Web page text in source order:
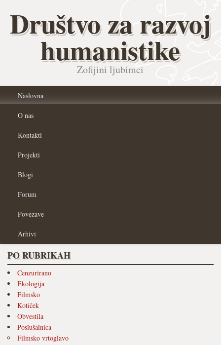
Društvo za razvoj
humanistike
Zofijini ljubimci
Naslovna
O nas
Kontakti
Projekti
Blogi
Forum
Povezave
Arhivi
PO RUBRIKAH
Cenzurirano
Ekologija
Filmsko
Kotiček
Obvestila
Poslušalnica
Filmsko vrtoglavo